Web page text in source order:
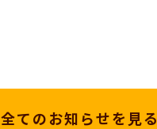
全てのお知らせを見る